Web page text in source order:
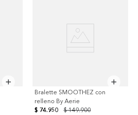
Bralette SMOOTHEZ con
relleno By Aerie
$ 149.900
$ 74.950